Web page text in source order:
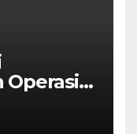
Operasi
di